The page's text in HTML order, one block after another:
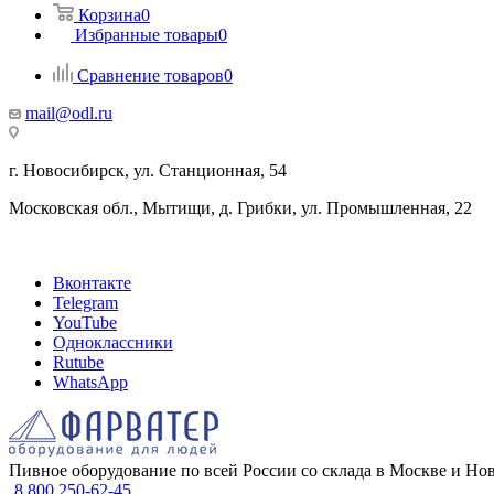
Корзина0
Избранные товары0
Сравнение товаров0
mail@odl.ru
г. Новосибирск, ул. Станционная, 54
Московская обл., Мытищи, д. Грибки, ул. Промышленная, 22
Вконтакте
Telegram
YouTube
Одноклассники
Rutube
WhatsApp
Пивное оборудование по всей России со склада в Москве и
8 800 250-62-45